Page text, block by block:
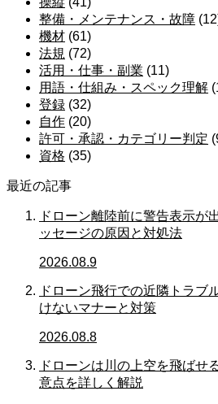
整備・メンテナンス・故障
機材 (61)
法規 (72)
活用・仕事・副業 (11)
用語・仕組み・スペック理解
登録 (32)
自作 (20)
許可・承認・カテゴリー判定
資格 (35)
最近の記事
ドローン離陸前に警告表示が
ッセージの原因と対処法
2026.08.9
ドローン飛行での近隣トラブ
けないマナーと対策
2026.08.8
ドローンは川の上空を飛ばせ
意点を詳しく解説